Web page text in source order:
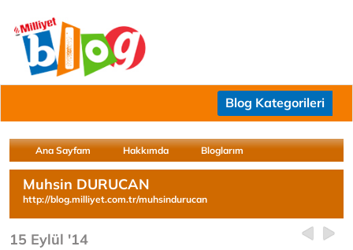
Blog Kategorileri
Ana Sayfam Hakkımda Bloglarım
Muhsin DURUCAN
http://blog.milliyet.com.tr/muhsindurucan
15 Eylül '14